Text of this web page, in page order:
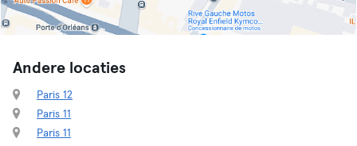
Andere locaties
Paris 12
Paris 11
Paris 11